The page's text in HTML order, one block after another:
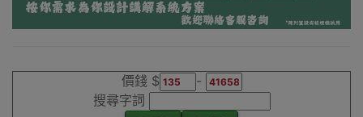
價錢 $
-
搜尋字詞